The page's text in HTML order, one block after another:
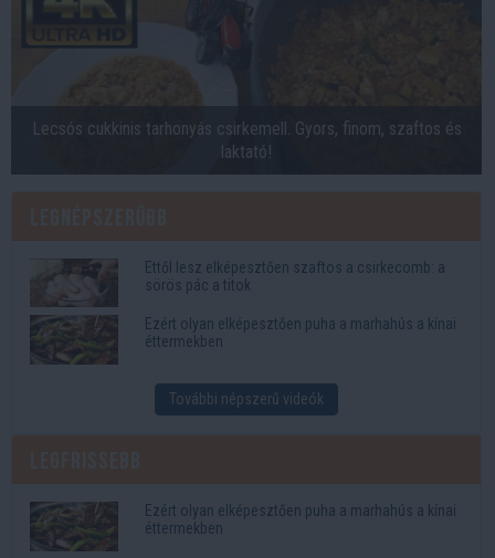
Lecsós cukkinis tarhonyás csirkemell. Gyors, finom, szaftos és
laktató!
Ettől lesz elképesztően szaftos a csirkecomb: a
sörös pác a titok
Ezért olyan elképesztően puha a marhahús a kínai
éttermekben
További népszerű videók
Ezért olyan elképesztően puha a marhahús a kínai
éttermekben